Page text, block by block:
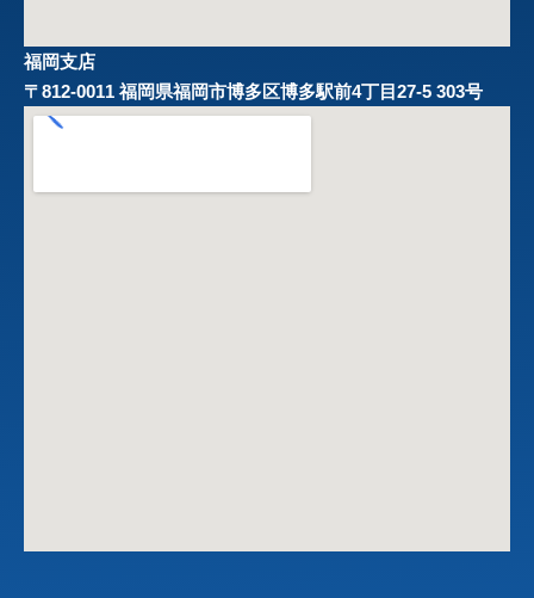
福岡支店
〒812-0011 福岡県福岡市博多区博多駅前4丁目27-5 303号